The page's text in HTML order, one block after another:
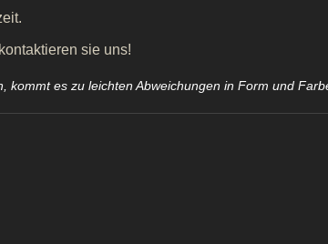
sie uns!
es zu leichten Abweichungen in Form und